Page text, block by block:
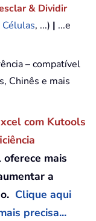
& Dividir
, ...) | ...e
– compatível
Chinês e mais
com Kutools
mais
a
Clique aqui
precisa...